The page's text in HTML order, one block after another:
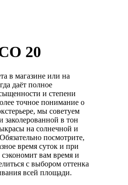
20
в магазине или на
даёт полное
и степени
точное понимание о
мы советуем
заколерованной в тон
на солнечной и
посмотрите,
время суток и при
вам время и
с выбором оттенка
всей площади.